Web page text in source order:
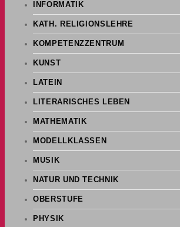
INFORMATIK
KATH. RELIGIONSLEHRE
KOMPETENZZENTRUM
KUNST
LATEIN
LITERARISCHES LEBEN
MATHEMATIK
MODELLKLASSEN
MUSIK
NATUR UND TECHNIK
OBERSTUFE
PHYSIK